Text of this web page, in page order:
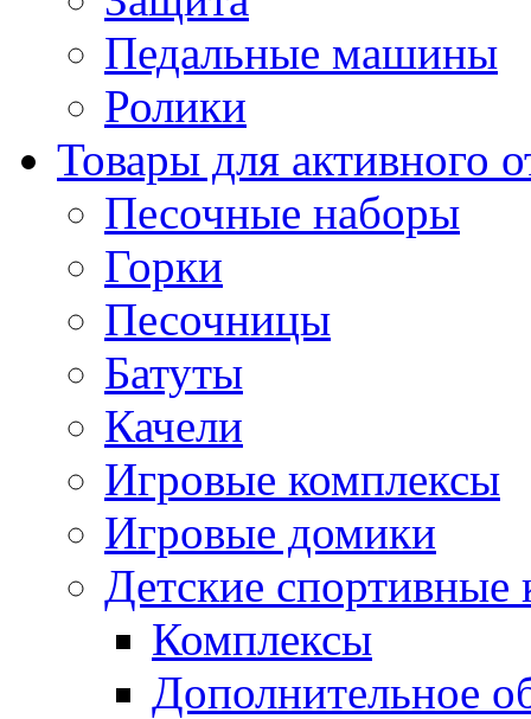
Педальные машины
Ролики
Товары для активного
Песочные наборы
Горки
Песочницы
Батуты
Качели
Игровые комплексы
Игровые домики
Детские спортивные
Комплексы
Дополнительное